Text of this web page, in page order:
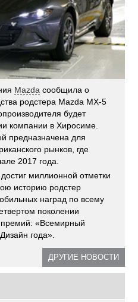
Mazda сообщила о
родстера Mazda MX-5
будет
компании в Хиросиме.
предназначена для
рынков, где
2017 года.
миллионной отметки
историю родстер
наград по всему
поколении
премий: «Всемирный
года».
ДРУГИЕ НОВОСТИ